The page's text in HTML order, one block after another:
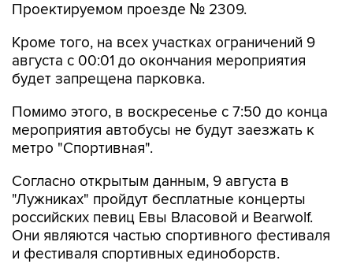
Проектируемом проезде № 2309.
Кроме того, на всех участках ограничений 9
августа с 00:01 до окончания мероприятия
будет запрещена парковка.
Помимо этого, в воскресенье с 7:50 до конца
мероприятия автобусы не будут заезжать к
метро "Спортивная".
Согласно открытым данным, 9 августа в
"Лужниках" пройдут бесплатные концерты
российских певиц Евы Власовой и Bearwolf.
Они являются частью спортивного фестиваля
и фестиваля спортивных единоборств.